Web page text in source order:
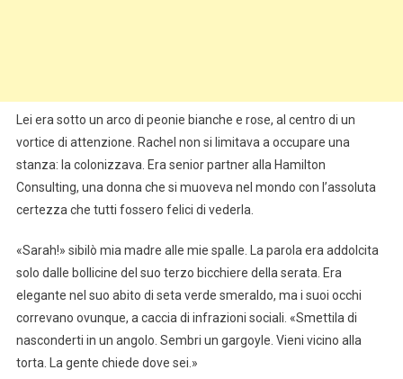
Lei era sotto un arco di peonie bianche e rose, al centro di un
vortice di attenzione. Rachel non si limitava a occupare una
stanza: la colonizzava. Era senior partner alla Hamilton
Consulting, una donna che si muoveva nel mondo con l’assoluta
certezza che tutti fossero felici di vederla.
«Sarah!» sibilò mia madre alle mie spalle. La parola era addolcita
solo dalle bollicine del suo terzo bicchiere della serata. Era
elegante nel suo abito di seta verde smeraldo, ma i suoi occhi
correvano ovunque, a caccia di infrazioni sociali. «Smettila di
nasconderti in un angolo. Sembri un gargoyle. Vieni vicino alla
torta. La gente chiede dove sei.»